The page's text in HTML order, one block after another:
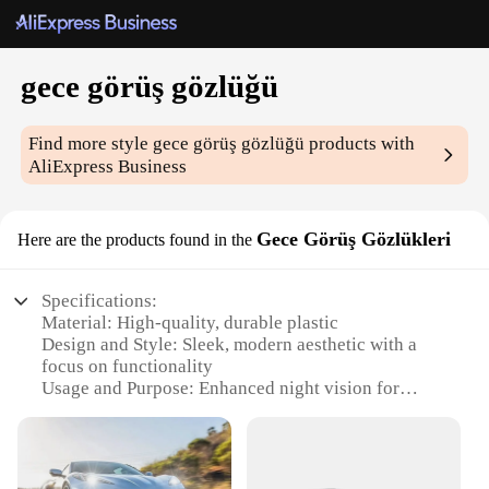
gece görüş gözlüğü
Find more style gece görüş gözlüğü products with
AliExpress Business
Here are the products found in the Gece Görüş Gözlükleri
Specifications:
Material: High-quality, durable plastic
Design and Style: Sleek, modern aesthetic with a
focus on functionality
Usage and Purpose: Enhanced night vision for
Typical Adaptive Scenario: Ideal for outdoor
adventures, night driving, or low-light conditions
Shape or Size or Weight or Quantity: Lightweight